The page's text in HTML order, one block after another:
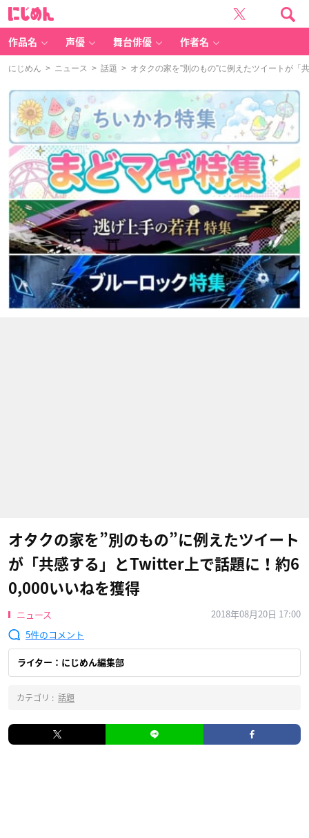
作品名 声優 舞台俳優 作者名
にじめん > ニュース > 話題 > オタクの家を”別のもの”に例えたツイートが「
オタクの家を”別のもの”に例えたツイート
が「共感する」とTwitter上で話題に！約6
0,000いいねを獲得
ニュース
2018年08月20日 17:00
5
ライター：にじめん編集部
カテゴリ : 話題